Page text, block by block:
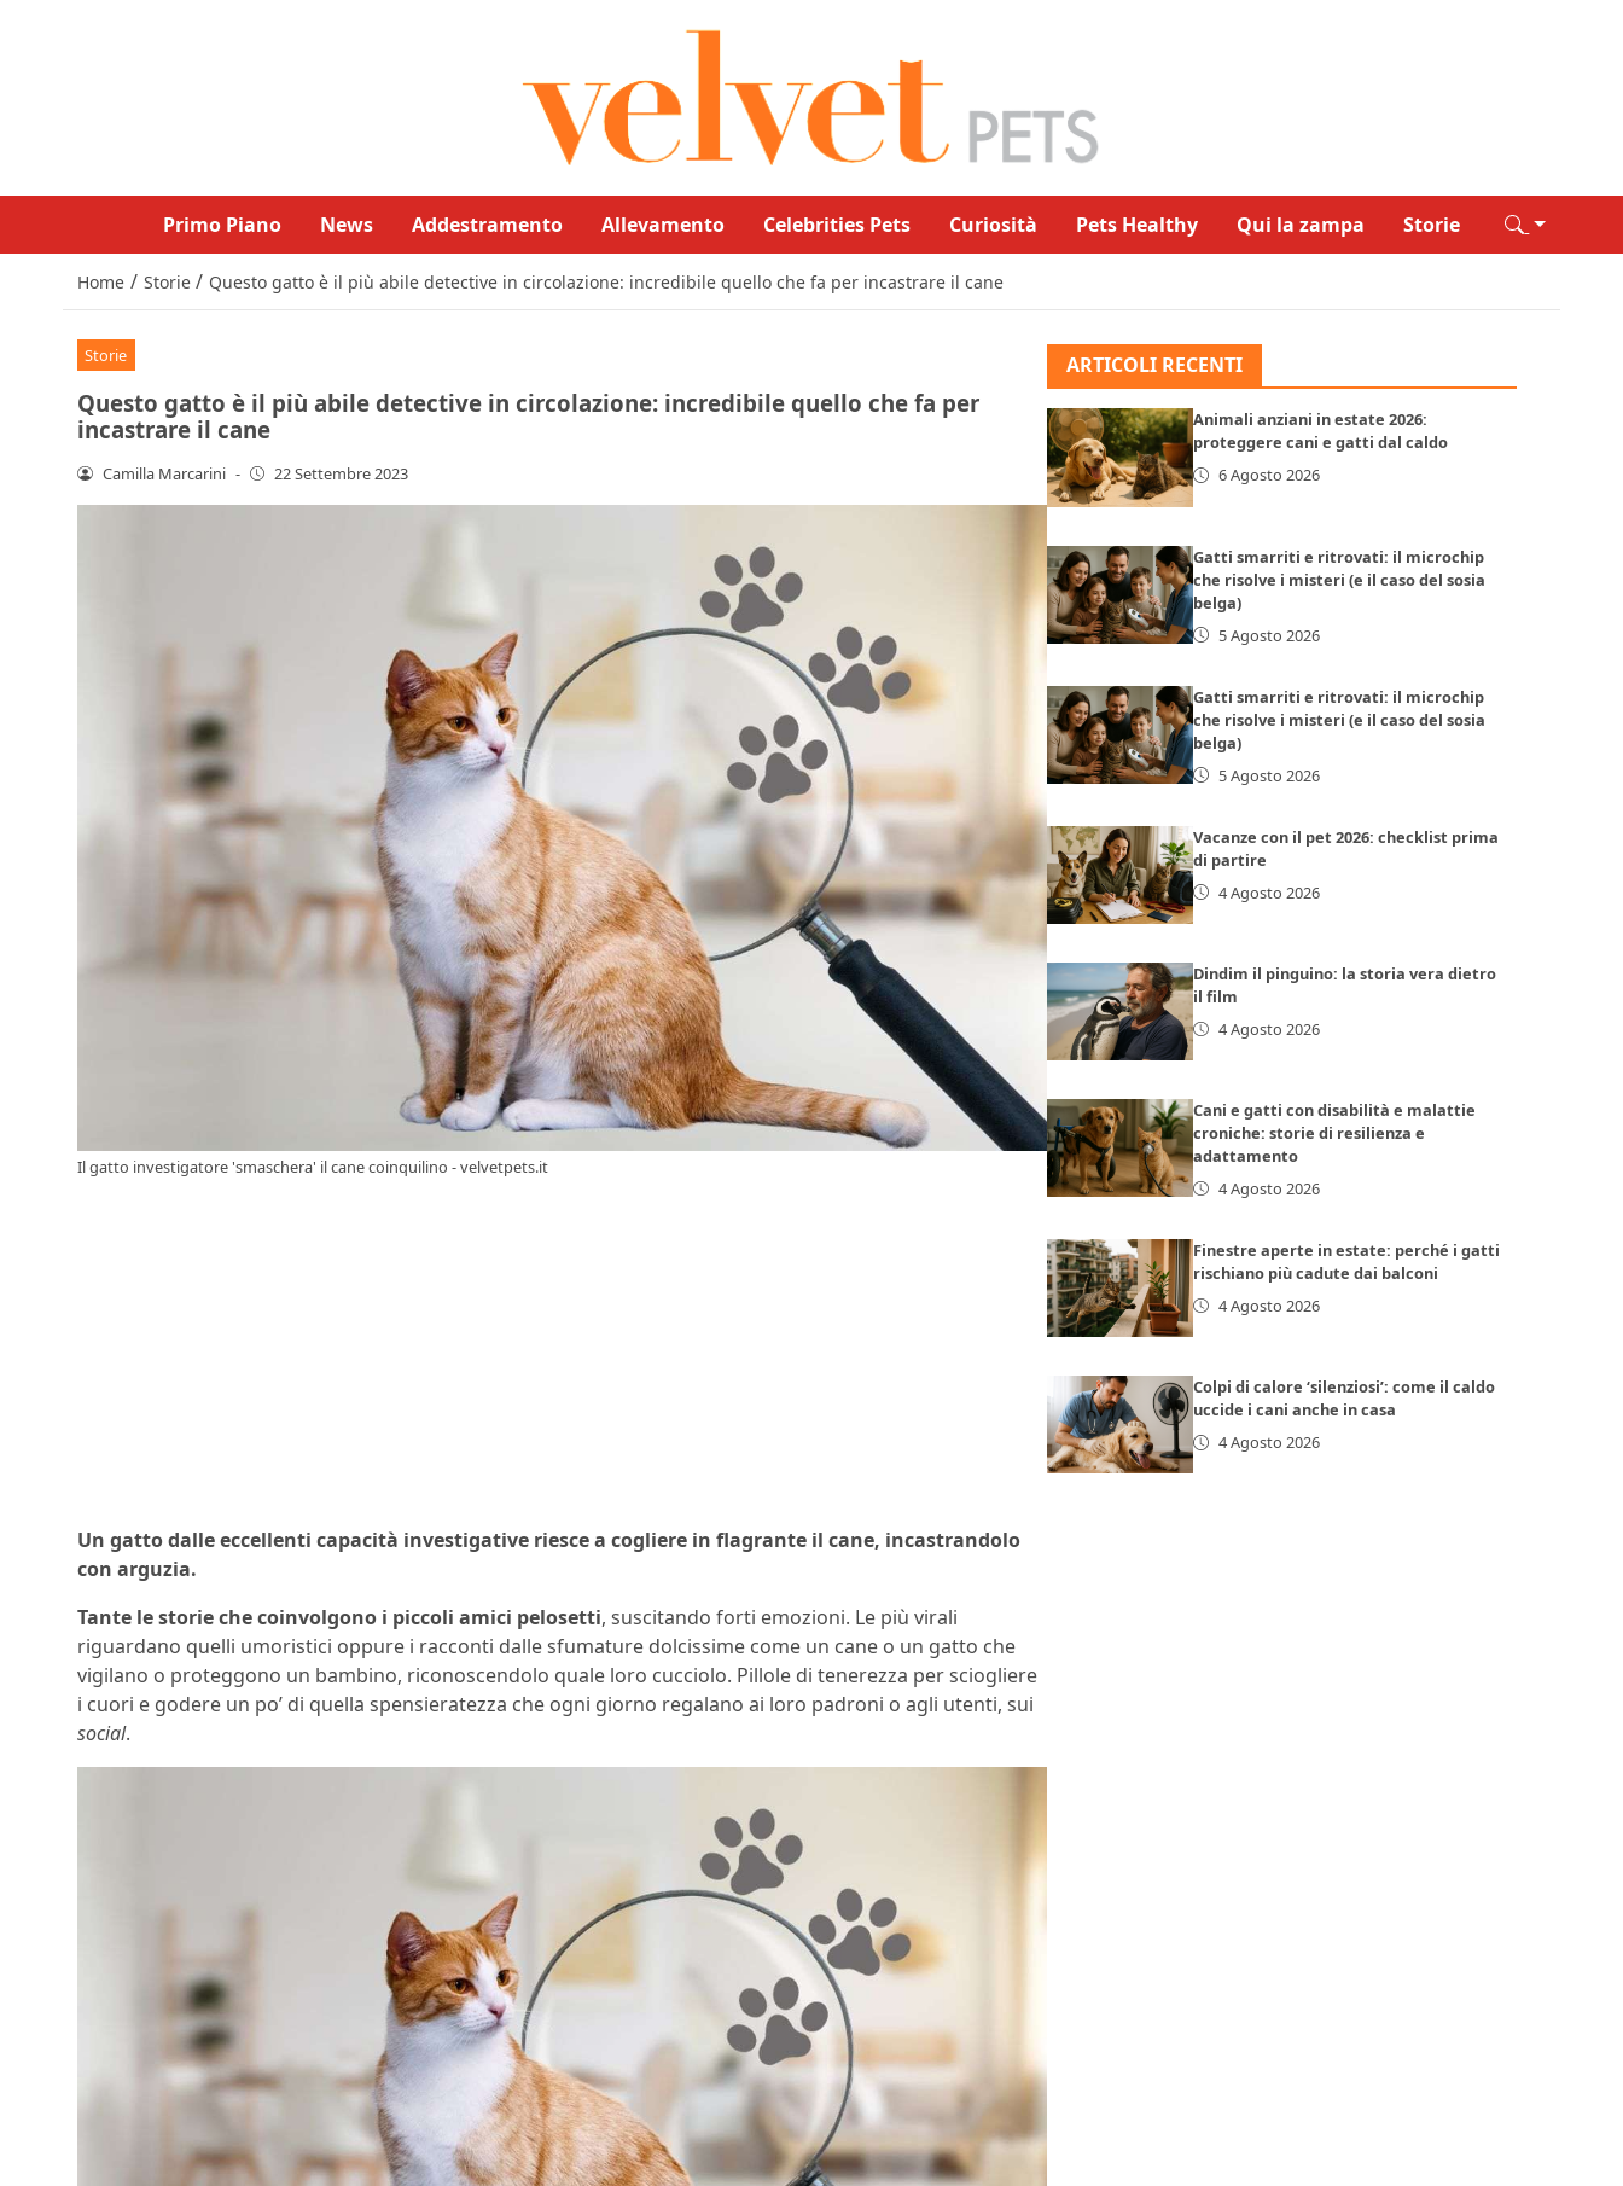
Primo Piano News Addestramento Allevamento Celebrities Pets Curiosità Pets Healthy Qui la zampa Storie
Home / Storie / Questo gatto è il più abile detective in circolazione: incredibile quello che fa per incastrare il cane
Storie
Questo gatto è il più abile detective in circolazione: incredibile quello che fa per
incastrare il cane
Camilla Marcarini - 22 Settembre 2023
Il gatto investigatore 'smaschera' il cane coinquilino - velvetpets.it
Un gatto dalle eccellenti capacità investigative riesce a cogliere in flagrante il cane, incastrandolo
con arguzia.
Tante le storie che coinvolgono i piccoli amici pelosetti, suscitando forti emozioni. Le più virali
riguardano quelli umoristici oppure i racconti dalle sfumature dolcissime come un cane o un gatto che
vigilano o proteggono un bambino, riconoscendolo quale loro cucciolo. Pillole di tenerezza per sciogliere
i cuori e godere un po’ di quella spensieratezza che ogni giorno regalano ai loro padroni o agli utenti, sui
social.
ARTICOLI RECENTI
Animali anziani in estate 2026:
proteggere cani e gatti dal caldo
6 Agosto 2026
Gatti smarriti e ritrovati: il microchip
che risolve i misteri (e il caso del sosia
belga)
5 Agosto 2026
Gatti smarriti e ritrovati: il microchip
che risolve i misteri (e il caso del sosia
belga)
5 Agosto 2026
Vacanze con il pet 2026: checklist prima
di partire
4 Agosto 2026
Dindim il pinguino: la storia vera dietro
il film
4 Agosto 2026
Cani e gatti con disabilità e malattie
croniche: storie di resilienza e
adattamento
4 Agosto 2026
Finestre aperte in estate: perché i gatti
rischiano più cadute dai balconi
4 Agosto 2026
Colpi di calore ‘silenziosi’: come il caldo
uccide i cani anche in casa
4 Agosto 2026